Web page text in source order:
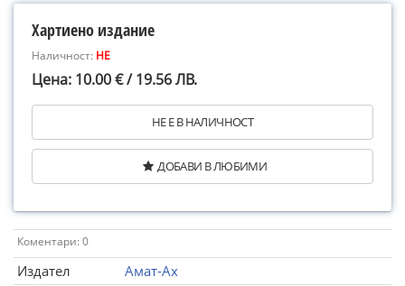
Хартиено издание
Наличност: НЕ
Цена: 10.00 € / 19.56 ЛВ.
НЕ Е В НАЛИЧНОСТ
ДОБАВИ В ЛЮБИМИ
Коментари: 0
Издател
Амат-Ах